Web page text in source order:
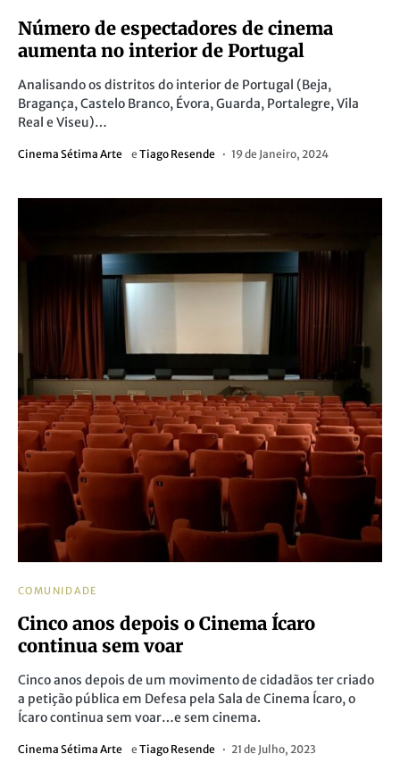
Número de espectadores de cinema
aumenta no interior de Portugal
Analisando os distritos do interior de Portugal (Beja,
Bragança, Castelo Branco, Évora, Guarda, Portalegre, Vila
Real e Viseu)…
Cinema Sétima Arte e Tiago Resende 19 de Janeiro, 2024
COMUNIDADE
Cinco anos depois o Cinema Ícaro
continua sem voar
Cinco anos depois de um movimento de cidadãos ter criado
a petição pública em Defesa pela Sala de Cinema Ícaro, o
Ícaro continua sem voar…e sem cinema.
Cinema Sétima Arte e Tiago Resende 21 de Julho, 2023